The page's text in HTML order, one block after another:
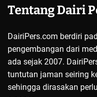
Tentang Dairi
DairiPers.com berdiri
pengembangan dari
ada sejak 2007.
tuntutan jaman seiring
sehingga dirasakan